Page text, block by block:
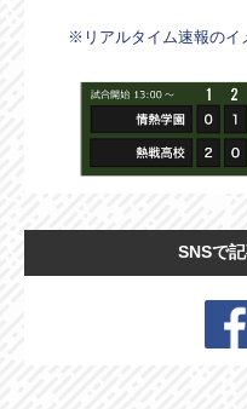
※リアルタイム速報のイ
SNSで